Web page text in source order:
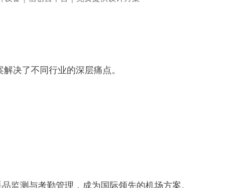
决了不同行业的深层痛点。
监测与考勤管理，成为国际领先的机场方案。